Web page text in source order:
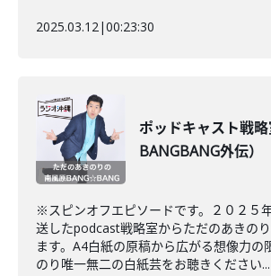
2025.03.12|00:23:30
ポッドキャスト戦
BANGBANG外伝）
※スピンオフエピソードです。２０２５
送したpodcast戦略室からただのあきの
ます。A4白紙の原稿から広がる想像力の
のり唯一無二の白紙芸をお聴きください...